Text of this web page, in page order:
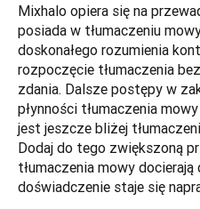
Mixhalo opiera się na
posiada w tłumaczeniu
doskonałego rozumienia
rozpoczęcie tłumaczenia
zdania. Dalsze postępy w
płynności tłumaczenia
jest jeszcze bliżej
Dodaj do tego zwiększoną
tłumaczenia mowy
doświadczenie staje się